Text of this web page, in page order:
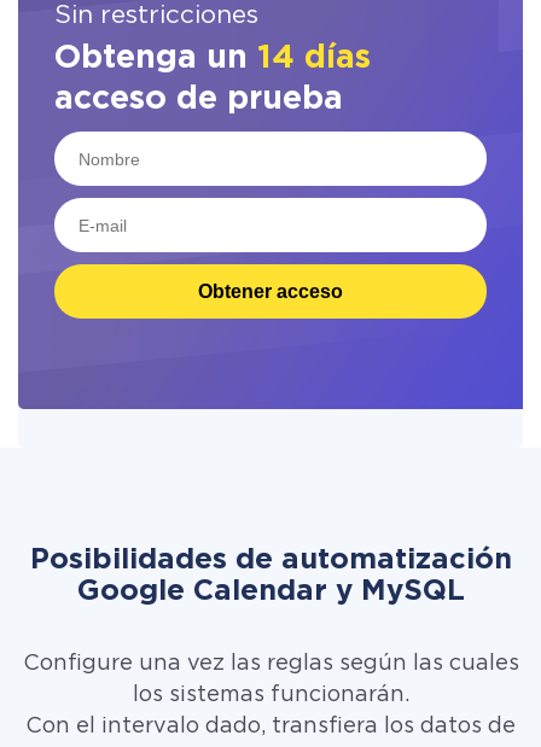
Sin restricciones
Obtenga un 14 días
acceso de prueba
Obtener acceso
Posibilidades de automatización
Google Calendar y MySQL
Configure una vez las reglas según las cuales
los sistemas funcionarán.
Con el intervalo dado, transfiera los datos de